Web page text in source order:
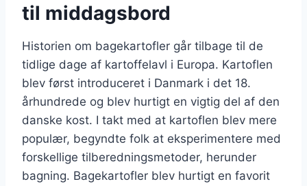
til middagsbord
Historien om bagekartofler går tilbage til de
tidlige dage af kartoffelavl i Europa. Kartoflen
blev først introduceret i Danmark i det 18.
århundrede og blev hurtigt en vigtig del af den
danske kost. I takt med at kartoflen blev mere
populær, begyndte folk at eksperimentere med
forskellige tilberedningsmetoder, herunder
bagning. Bagekartofler blev hurtigt en favorit